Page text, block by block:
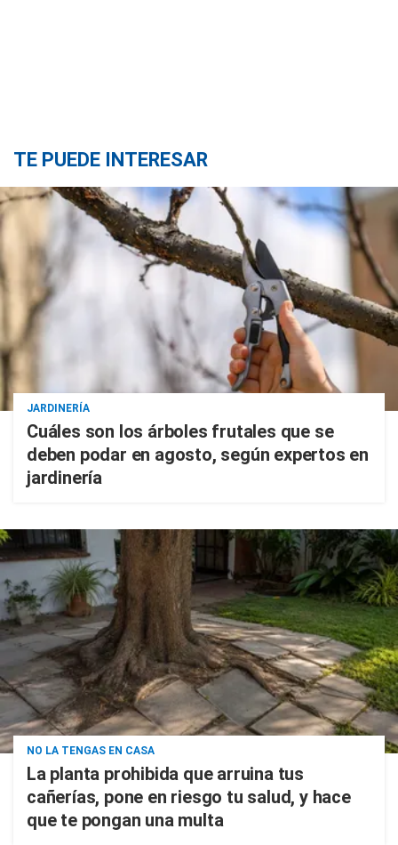
TE PUEDE INTERESAR
JARDINERÍA
Cuáles son los árboles frutales que se
deben podar en agosto, según expertos en
jardinería
NO LA TENGAS EN CASA
La planta prohibida que arruina tus
cañerías, pone en riesgo tu salud, y hace
que te pongan una multa